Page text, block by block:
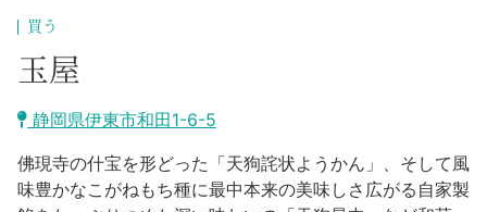
熱海市
沼津市
三島市
特集
旅の計画
モデルコース
宿泊・予約
買う
玉屋
静岡県伊東市和田1-6-5
佛現寺の什宝を形どった「天狗詫状ようかん」、そして風
味豊かなこがねもち種に最中本来の美味しさ広がる自家製